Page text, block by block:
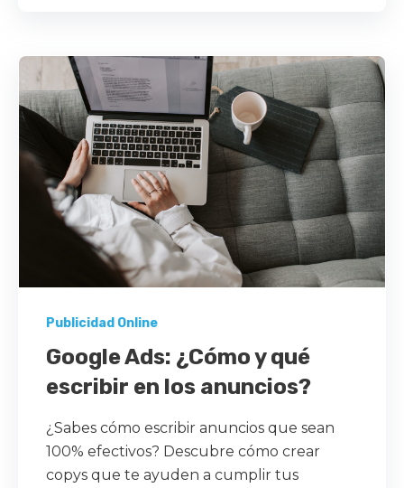
Publicidad Online
Google Ads: ¿Cómo y qué
escribir en los anuncios?
¿Sabes cómo escribir anuncios que sean
100% efectivos? Descubre cómo crear
copys que te ayuden a cumplir tus